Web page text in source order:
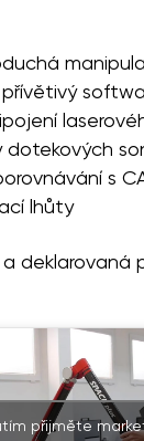
dotekových
s
lhůty
deklarovaná
přijměte